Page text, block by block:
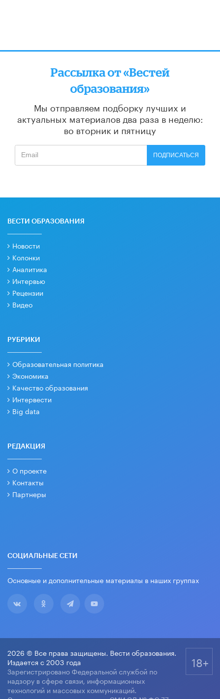
Рассылка от «Вестей
образования»
Мы отправляем подборку лучших и
актуальных материалов два раза в неделю:
во вторник и пятницу
ПОДПИСАТЬСЯ
ВЕСТИ ОБРАЗОВАНИЯ
Новости
Колонки
Аналитика
Интервью
Рецензии
Видео
РУБРИКИ
Образовательная политика
Экономика
Качество образования
Интервести
Big data
РЕДАКЦИЯ
О проекте
Контакты
Партнеры
СОЦИАЛЬНЫЕ СЕТИ
Основные и дополнительные материалы в наших группах
2026 © Все права защищены. Вести образования.
Издается с 2003 года
Зарегистрировано Федеральной службой по
надзору в сфере связи, информационных
технологий и массовых коммуникаций.
18+